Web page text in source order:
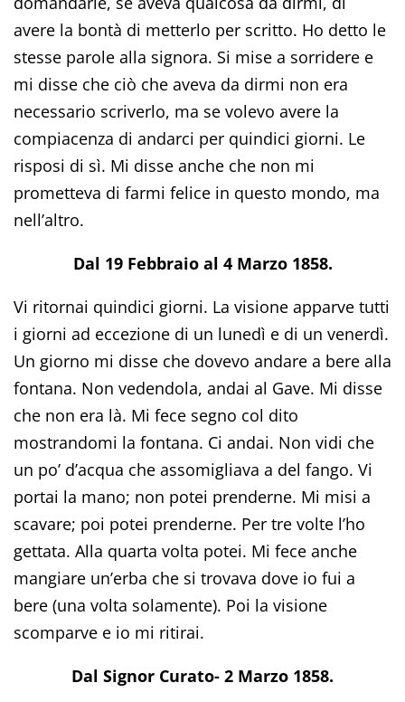
avere la bontà di metterlo per scritto. Ho detto le
stesse parole alla signora. Si mise a sorridere e
mi disse che ciò che aveva da dirmi non era
necessario scriverlo, ma se volevo avere la
compiacenza di andarci per quindici giorni. Le
risposi di sì. Mi disse anche che non mi
prometteva di farmi felice in questo mondo, ma
nell’altro.
Dal 19 Febbraio al 4 Marzo 1858.
Vi ritornai quindici giorni. La visione apparve tutti
i giorni ad eccezione di un lunedì e di un venerdì.
Un giorno mi disse che dovevo andare a bere alla
fontana. Non vedendola, andai al Gave. Mi disse
che non era là. Mi fece segno col dito
mostrandomi la fontana. Ci andai. Non vidi che
un po’ d’acqua che assomigliava a del fango. Vi
portai la mano; non potei prenderne. Mi misi a
scavare; poi potei prenderne. Per tre volte l’ho
gettata. Alla quarta volta potei. Mi fece anche
mangiare un’erba che si trovava dove io fui a
bere (una volta solamente). Poi la visione
scomparve e io mi ritirai.
Dal Signor Curato- 2 Marzo 1858.